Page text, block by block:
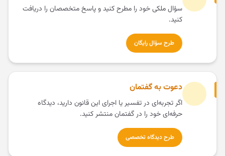
سؤال ملکی خود را مطرح کنید و پاسخ متخصصان را دریافت
کنید.
طرح سؤال رایگان
دعوت به گفتمان
اگر تجربه‌ای در تفسیر یا اجرای این قانون دارید، دیدگاه
حرفه‌ای خود را در گفتمان منتشر کنید.
طرح دیدگاه تخصصی